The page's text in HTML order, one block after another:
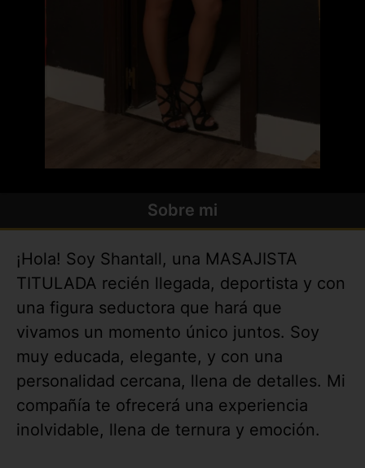
Sobre mi
¡Hola! Soy Shantall, una MASAJISTA
TITULADA recién llegada, deportista y con
una figura seductora que hará que
vivamos un momento único juntos. Soy
muy educada, elegante, y con una
personalidad cercana, llena de detalles. Mi
compañía te ofrecerá una experiencia
inolvidable, llena de ternura y emoción.